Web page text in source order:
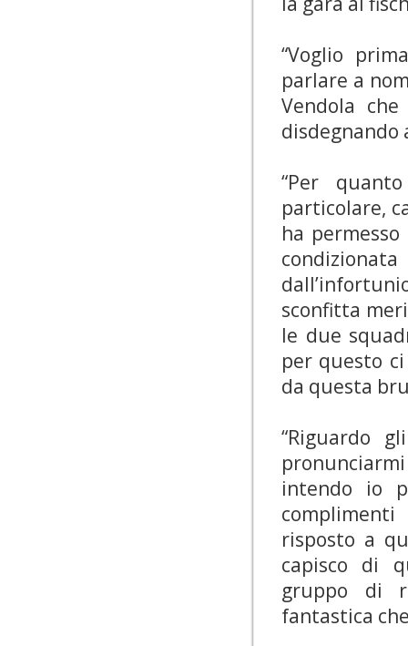
“Voglio
parlare a
Vendola
disdegnando
“Per
particolare,
ha
sconfitta
le due
per questo
da questa
“Riguardo
intendo io
risposto a
capisco di
gruppo di
fantastica